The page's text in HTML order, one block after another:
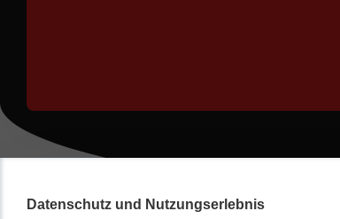
Datenschutz und Nutzungserlebnis